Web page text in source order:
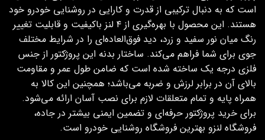
است که به دنبال ترکیبی از قدرت و کارایی در روشنایی خودرو خود
هستند. این محصول با بهره‌گیری از ۴ لنز باکیفیت و قابلیت تغییر
رنگ میان نور سفید و زرد، دید فوق‌العاده‌ای را در شرایط مختلف
جوی برای شما فراهم می‌کند. ساختار بدنه این پروژکتور از جنس
فلزی درجه یک ساخته شده است که ضامن طول عمر و مقاومت
بالای آن در برابر لرزش و ضربه می‌باشد؛ همچنین این کالا به
همراه پایه و تمام متعلقات لازم برای نصب آسان ارائه می‌شود.
برای خرید پروژکتور حرفه‌ای و تضمین ایمنی بیشتر در جاده،
فروشگاه لنزو بهترین فروشگاه روشنایی خودرو است.